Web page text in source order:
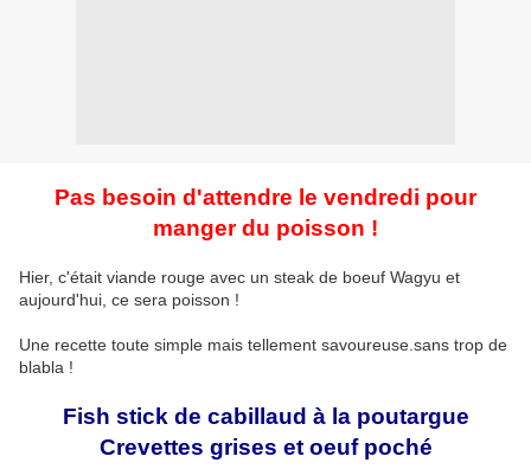
Pas besoin d'attendre le vendredi pour
manger du poisson !
Hier, c'était viande rouge avec un steak de boeuf Wagyu et
aujourd'hui, ce sera poisson !
Une recette toute simple mais tellement savoureuse.sans trop de
blabla !
Fish stick de cabillaud à la poutargue
Crevettes grises et oeuf poché